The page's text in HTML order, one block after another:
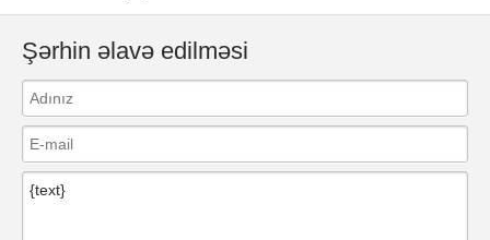
Şərhin əlavə edilməsi